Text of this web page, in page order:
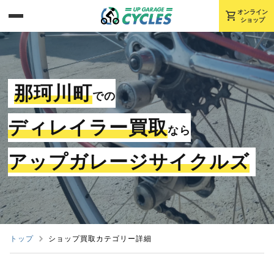
shopping_cart オンライン
ショップ
那珂川町での
ディレイラー買取なら
アップガレージサイクルズ
トップ ショップ買取カテゴリー詳細